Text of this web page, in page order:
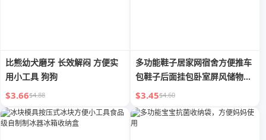
比熊幼犬磨牙 长效解闷 方便实
用小工具 狗狗
$3.66$4.88
多功能鞋子居家网宿舍方便推车
包鞋子后面挂包卧室屏风储物推
车包
$3.45$4.60